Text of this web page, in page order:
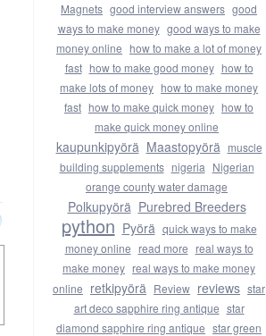
Magnets good interview answers good
ways to make money good ways to make
money online how to make a lot of money
fast how to make good money how to
make lots of money how to make money
fast how to make quick money how to
make quick money online
kaupunkipyörä Maastopyörä muscle
building supplements nigeria Nigerian
orange county water damage
Polkupyörä Purebred Breeders
python Pyörä quick ways to make
money online read more real ways to
make money real ways to make money
online retkipyörä Review reviews star
art deco sapphire ring antique star
diamond sapphire ring antique star green